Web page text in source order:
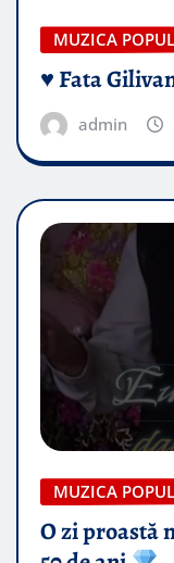
MUZICA
♥️ Fata
admin
MUZICA
O zi proastă